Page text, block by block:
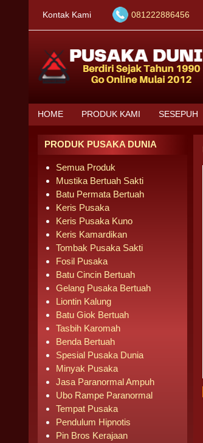
Kontak Kami 081222886456
HOME PRODUK KAMI SESEPUH
PRODUK PUSAKA DUNIA
Semua Produk
Mustika Bertuah Sakti
Batu Permata Bertuah
Keris Pusaka
Keris Pusaka Kuno
Keris Kamardikan
Tombak Pusaka Sakti
Fosil Pusaka
Batu Cincin Bertuah
Gelang Pusaka Bertuah
Liontin Kalung
Batu Giok Bertuah
Tasbih Karomah
Benda Bertuah
Spesial Pusaka Dunia
Minyak Pusaka
Jasa Paranormal Ampuh
Ubo Rampe Paranormal
Tempat Pusaka
Pendulum Hipnotis
Pin Bros Kerajaan